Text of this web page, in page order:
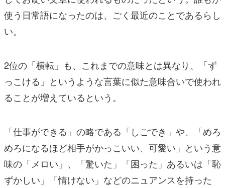
使う日常語になったのは、ごく最近のことであるらし
い。
2位の「横転」も、これまでの意味とは異なり、「ず
っこける」というような言葉に似た意味合いで使われ
ることが増えているという。
「仕事ができる」の略である「しごでき」や、「めろ
めろになるほど相手がかっこいい、可愛い」という意
味の「メロい」、「驚いた」「困った」あるいは「恥
ずかしい」「情けない」などのニュアンスを持った